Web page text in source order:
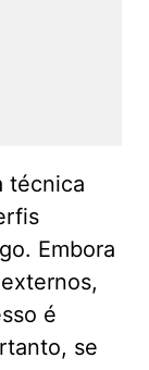
técnica
Embora
é
se